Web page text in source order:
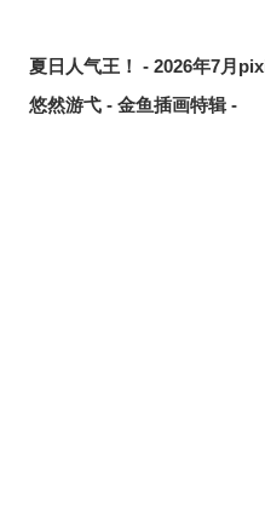
夏日人气王！ - 2026年7月
悠然游弋 - 金鱼插画特辑 -